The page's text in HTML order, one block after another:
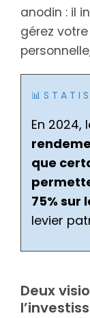
anodin : il
gérez
📊 S T A T I
En 2024,
que
75% sur
levier
Deux